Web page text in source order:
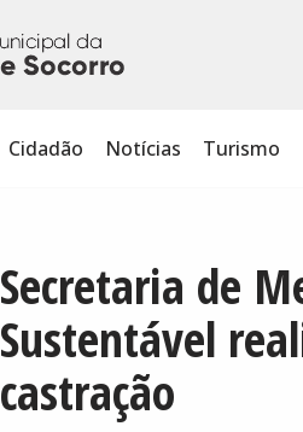
Cidadão Notícias Turismo
Secretaria de
Sustentável
castração